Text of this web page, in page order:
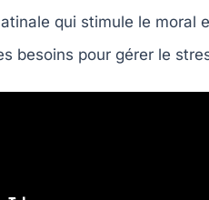
qui stimule le moral
besoins pour gérer le